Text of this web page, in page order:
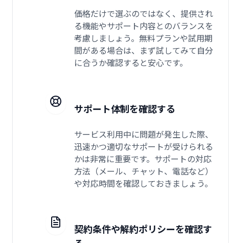
価格だけで選ぶのではなく、提供され
る機能やサポート内容とのバランスを
考慮しましょう。無料プランや試用期
間がある場合は、まず試してみて自分
に合うか確認すると安心です。
サポート体制を確認する
サービス利用中に問題が発生した際、
迅速かつ適切なサポートが受けられる
かは非常に重要です。サポートの対応
方法（メール、チャット、電話など）
や対応時間を確認しておきましょう。
契約条件や解約ポリシーを確認す